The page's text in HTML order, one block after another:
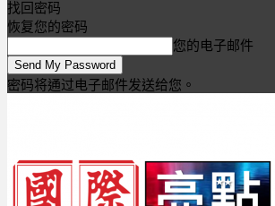
找回密码
恢复您的密码
您的电子邮件
密码将通过电子邮件发送给您。